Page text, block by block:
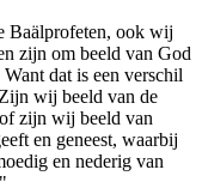
Baälprofeten, ook wij
zijn om beeld van God
dat is een verschil
wij beeld van de
zijn wij beeld van
en geneest, waarbij
en nederig van